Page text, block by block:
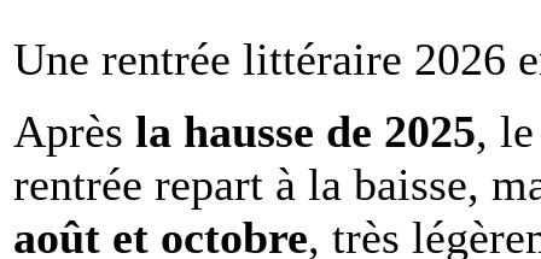
Une rentrée littéraire 2026
Après la hausse de 2025,
rentrée repart à la baisse,
août et octobre, très